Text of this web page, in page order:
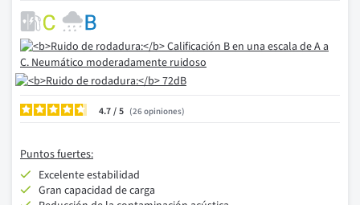
4.7/ 26opiniones
Puntos fuertes:
Excelente estabilidad
Gran capacidad de carga